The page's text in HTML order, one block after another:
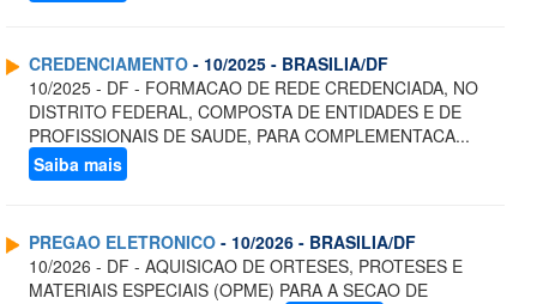
CREDENCIAMENTO - 10/2025 - BRASILIA/DF
10/2025 - DF - FORMACAO DE REDE CREDENCIADA, NO
DISTRITO FEDERAL, COMPOSTA DE ENTIDADES E DE
PROFISSIONAIS DE SAUDE, PARA COMPLEMENTACA...
Saiba mais
PREGAO ELETRONICO - 10/2026 - BRASILIA/DF
10/2026 - DF - AQUISICAO DE ORTESES, PROTESES E
MATERIAIS ESPECIAIS (OPME) PARA A SECAO DE